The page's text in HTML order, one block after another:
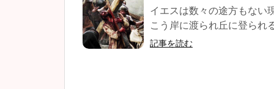
イエスは数々の途方もない
こう岸に渡られ丘に登られ
記事を読む